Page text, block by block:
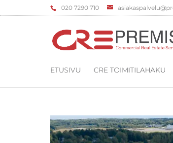
‌020 7290 710
ETUSIVU CRE TOIMITILAHAKU